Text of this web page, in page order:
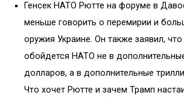
Генсек НАТО Рютте на форуме в
меньше говорить о перемирии и
оружия Украине. Он также заявил,
обойдется НАТО не в
долларов, а в дополнительные
Что хочет Рютте и зачем Трамп